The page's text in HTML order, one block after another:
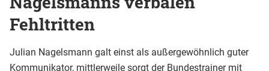
Fehltritten
Julian Nagelsmann galt einst als außergewöhnlich guter
Kommunikator, mittlerweile sorgt der Bundestrainer mit